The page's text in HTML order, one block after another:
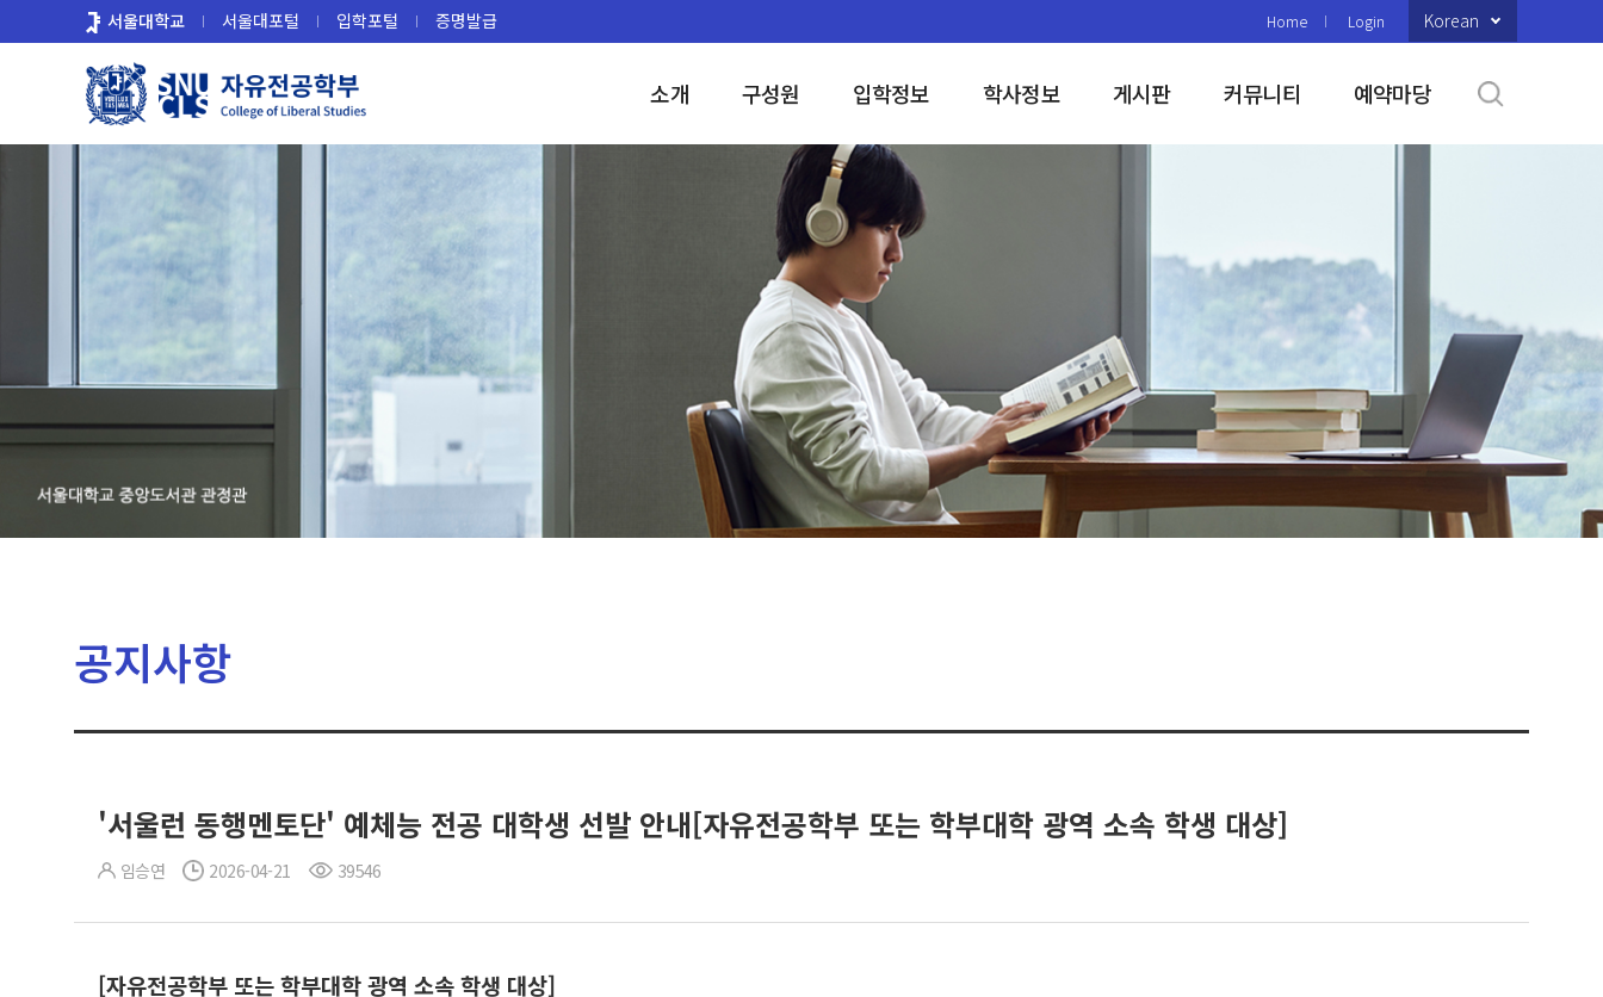
로
서울대학교 서울대포털 입학포털 증명발급 Home Login Korean
소개 구성원 입학정보 학사정보 게시판 커뮤니티 예약마당
공지사항
'서울런 동행멘토단' 예체능 전공 대학생 선발 안내[자유전공학부 또는 학부대학 광역 소속 학생 대상]
임승연 2026-04-21 39546
[자유전공학부 또는 학부대학 광역 소속 학생 대상]